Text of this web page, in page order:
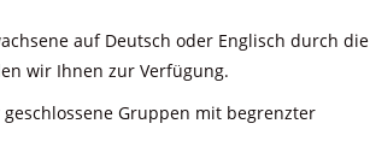
auf Deutsch oder Englisch durch die
wir Ihnen zur Verfügung.
Gruppen mit begrenzter